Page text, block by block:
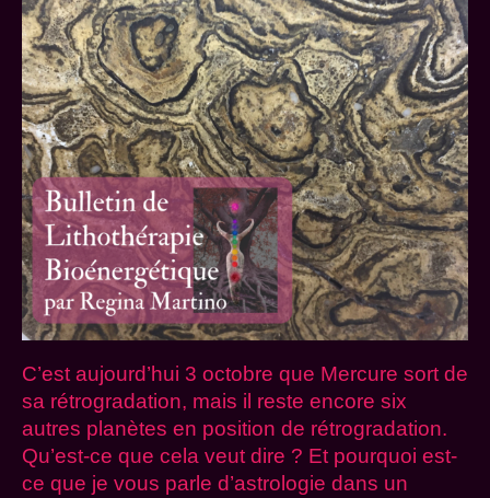
C’est aujourd’hui 3 octobre que Mercure sort de
sa rétrogradation, mais il reste encore six
autres planètes en position de rétrogradation.
Qu’est-ce que cela veut dire ? Et pourquoi est-
ce que je vous parle d’astrologie dans un